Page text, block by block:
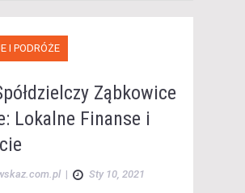
I PODRÓŻE
Ząbkowice
Lokalne Finanse i
| Sty 10, 2021